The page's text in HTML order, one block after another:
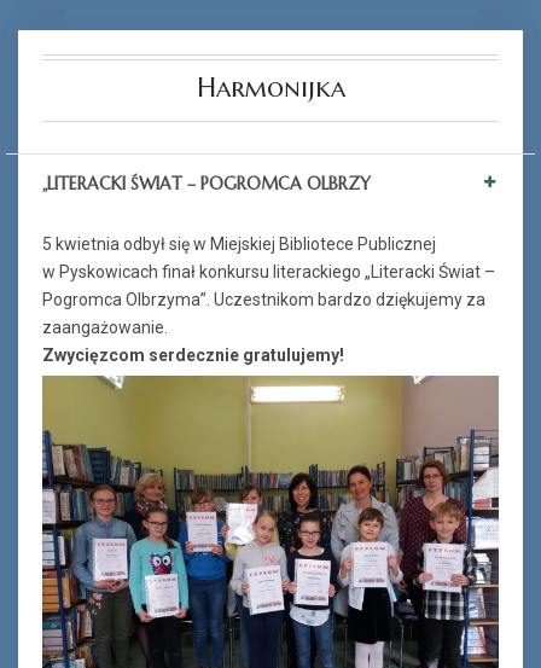
Harmonijka
„LITERACKI ŚWIAT – POGROMCA OLBRZY
5 kwietnia odbył się w Miejskiej Bibliotece Publicznej
w Pyskowicach finał konkursu literackiego „Literacki Świat –
Pogromca Olbrzyma”. Uczestnikom bardzo dziękujemy za
zaangażowanie.
Zwycięzcom serdecznie gratulujemy!